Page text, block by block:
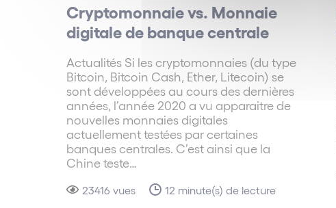
Cryptomonnaie vs. Monnaie
digitale de banque centrale
Actualités Si les cryptomonnaies (du type
Bitcoin, Bitcoin Cash, Ether, Litecoin) se
sont développées au cours des dernières
années, l’année 2020 a vu apparaitre de
nouvelles monnaies digitales
actuellement testées par certaines
banques centrales. C’est ainsi que la
Chine teste…
23416 vues 12 minute(s) de lecture